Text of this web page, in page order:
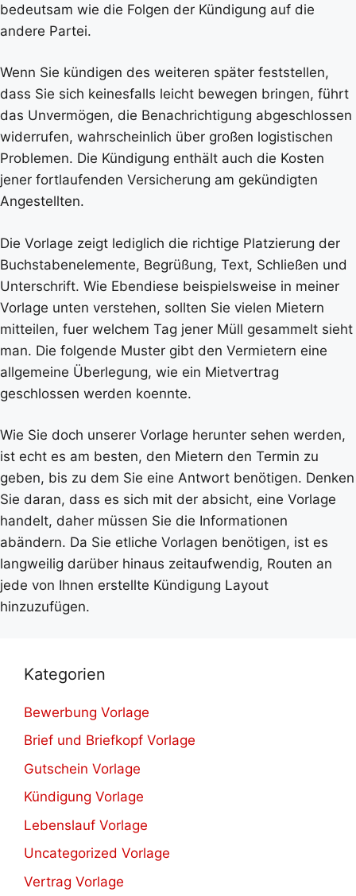
bedeutsam wie die Folgen der Kündigung auf die
andere Partei.
Wenn Sie kündigen des weiteren später feststellen,
dass Sie sich keinesfalls leicht bewegen bringen, führt
das Unvermögen, die Benachrichtigung abgeschlossen
widerrufen, wahrscheinlich über großen logistischen
Problemen. Die Kündigung enthält auch die Kosten
jener fortlaufenden Versicherung am gekündigten
Angestellten.
Die Vorlage zeigt lediglich die richtige Platzierung der
Buchstabenelemente, Begrüßung, Text, Schließen und
Unterschrift. Wie Ebendiese beispielsweise in meiner
Vorlage unten verstehen, sollten Sie vielen Mietern
mitteilen, fuer welchem Tag jener Müll gesammelt sieht
man. Die folgende Muster gibt den Vermietern eine
allgemeine Überlegung, wie ein Mietvertrag
geschlossen werden koennte.
Wie Sie doch unserer Vorlage herunter sehen werden,
ist echt es am besten, den Mietern den Termin zu
geben, bis zu dem Sie eine Antwort benötigen. Denken
Sie daran, dass es sich mit der absicht, eine Vorlage
handelt, daher müssen Sie die Informationen
abändern. Da Sie etliche Vorlagen benötigen, ist es
langweilig darüber hinaus zeitaufwendig, Routen an
jede von Ihnen erstellte Kündigung Layout
hinzuzufügen.
Kategorien
Bewerbung Vorlage
Brief und Briefkopf Vorlage
Gutschein Vorlage
Kündigung Vorlage
Lebenslauf Vorlage
Uncategorized Vorlage
Vertrag Vorlage